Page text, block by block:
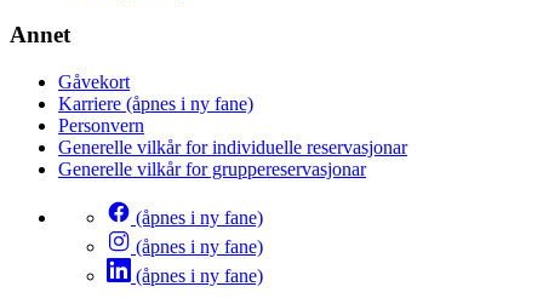
Annet
Gåvekort
Karriere (åpnes i ny fane)
Personvern
Generelle vilkår for individuelle reservasjonar
Generelle vilkår for gruppereservasjonar
(åpnes i ny fane)
(åpnes i ny fane)
(åpnes i ny fane)